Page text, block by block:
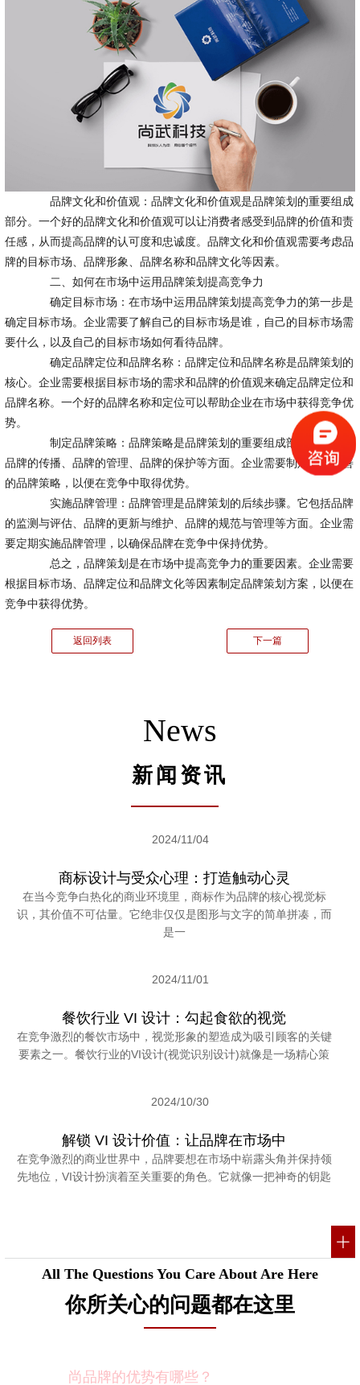
品牌文化和价值观：品牌文化和价值观是品牌策划的重要组成
部分。一个好的品牌文化和价值观可以让消费者感受到品牌的价值和责
任感，从而提高品牌的认可度和忠诚度。品牌文化和价值观需要考虑品
牌的目标市场、品牌形象、品牌名称和品牌文化等因素。
二、如何在市场中运用品牌策划提高竞争力
确定目标市场：在市场中运用品牌策划提高竞争力的第一步是
确定目标市场。企业需要了解自己的目标市场是谁，自己的目标市场需
要什么，以及自己的目标市场如何看待品牌。
确定品牌定位和品牌名称：品牌定位和品牌名称是品牌策划的
核心。企业需要根据目标市场的需求和品牌的价值观来确定品牌定位和
品牌名称。一个好的品牌名称和定位可以帮助企业在市场中获得竞争优
势。
制定品牌策略：品牌策略是品牌策划的重要组成部分。它涉及
品牌的传播、品牌的管理、品牌的保护等方面。企业需要制定一个完善
的品牌策略，以便在竞争中取得优势。
实施品牌管理：品牌管理是品牌策划的后续步骤。它包括品牌
的监测与评估、品牌的更新与维护、品牌的规范与管理等方面。企业需
要定期实施品牌管理，以确保品牌在竞争中保持优势。
总之，品牌策划是在市场中提高竞争力的重要因素。企业需要
根据目标市场、品牌定位和品牌文化等因素制定品牌策划方案，以便在
竞争中获得优势。
返回列表 下一篇
News
新闻资讯
2024/11/04
商标设计与受众心理：打造触动心灵
在当今竞争白热化的商业环境里，商标作为品牌的核心视觉标
识，其价值不可估量。它绝非仅仅是图形与文字的简单拼凑，而
是一
2024/11/01
餐饮行业 VI 设计：勾起食欲的视觉
在竞争激烈的餐饮市场中，视觉形象的塑造成为吸引顾客的关键
要素之一。餐饮行业的VI设计(视觉识别设计)就像是一场精心策
2024/10/30
解锁 VI 设计价值：让品牌在市场中
在竞争激烈的商业世界中，品牌要想在市场中崭露头角并保持领
先地位，VI设计扮演着至关重要的角色。它就像一把神奇的钥匙
All The Questions You Care About Are Here
你所关心的问题都在这里
尚品牌的优势有哪些？